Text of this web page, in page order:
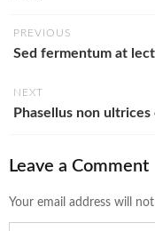
PREVIOUS
Sed fermentum at
NEXT
Phasellus non
Leave a Comment
Your email address will